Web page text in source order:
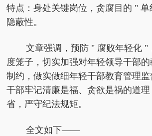
特点：身处关键岗位，贪腐目的 "
隐蔽性。
文章强调，预防 " 腐败年轻化 "
度笼子，切实加强对年轻领导干部
制约，做实做细年轻干部教育管理
干部牢记清廉是福、贪欲是祸的道理
省，严守纪法规矩。
全文如下——